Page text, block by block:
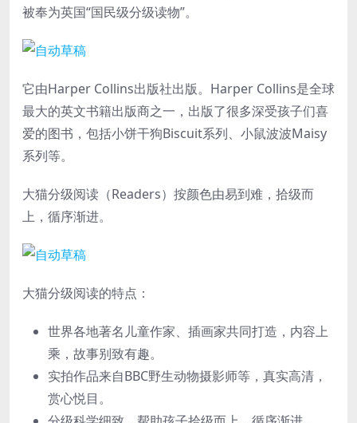
被奉为英国“国民级分级读物”。
它由Harper Collins出版社出版。Harper Collins是全球
最大的英文书籍出版商之一，出版了很多深受孩子们喜
爱的图书，包括小饼干狗Biscuit系列、小鼠波波Maisy
系列等。
大猫分级阅读（Readers）按颜色由易到难，拾级而
上，循序渐进。
大猫分级阅读的特点：
世界各地著名儿童作家、插画家共同打造，内容上
乘，故事别致有趣。
实拍作品来自BBC野生动物摄影师等，真实高清，
赏心悦目。